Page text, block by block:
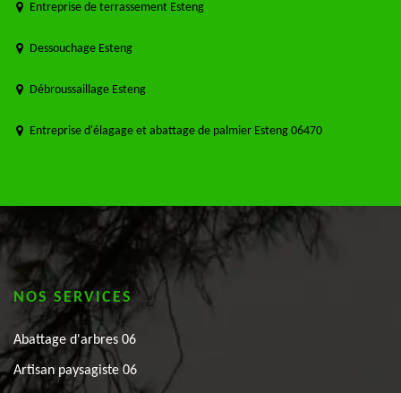
Entreprise de terrassement Esteng
Dessouchage Esteng
Débroussaillage Esteng
Entreprise d'élagage et abattage de palmier Esteng 06470
NOS SERVICES
Abattage d'arbres 06
Artisan paysagiste 06